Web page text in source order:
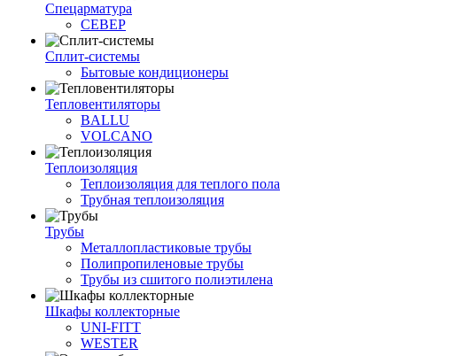
Спецарматура
СЕВЕР
Сплит-системы
Бытовые кондиционеры
Тепловентиляторы
BALLU
VOLCANO
Теплоизоляция
Теплоизоляция для теплого пола
Трубная теплоизоляция
Трубы
Металлопластиковые трубы
Полипропиленовые трубы
Трубы из сшитого полиэтилена
Шкафы коллекторные
UNI-FITT
WESTER